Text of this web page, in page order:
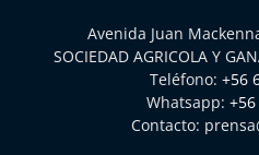
Avenida Juan
SOCIEDAD AGRICOLA Y
Teléfono: +56
Whatsapp:
Contacto: